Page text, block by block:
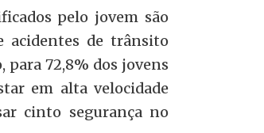
pelo jovem são
acidentes de trânsito
72,8% dos jovens
em alta velocidade
cinto segurança no